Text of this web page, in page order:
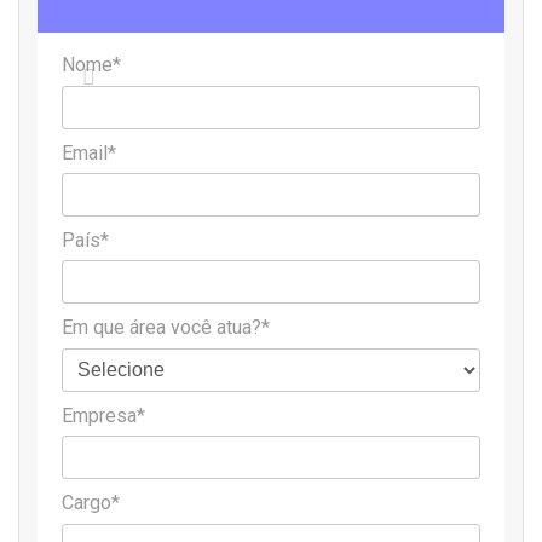
Nome*
Email*
País*
Em que área você atua?*
Empresa*
Cargo*